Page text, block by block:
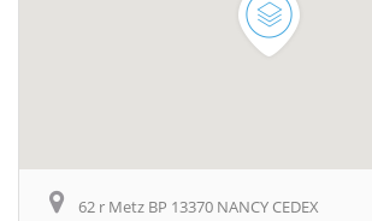
62 r Metz BP 13370 NANCY CEDEX